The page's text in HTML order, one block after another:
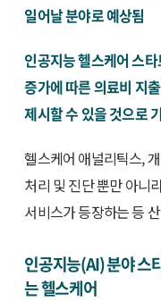
일어날 분야로 예상됨
인공지능 헬스케어 스
증가에 따른 의료비 지
제시할 수 있을 것으로
헬스케어 애널리틱스,
처리 및 진단 뿐만 아니
서비스가 등장하는 등
인공지능(AI) 분야 스
는 헬스케어